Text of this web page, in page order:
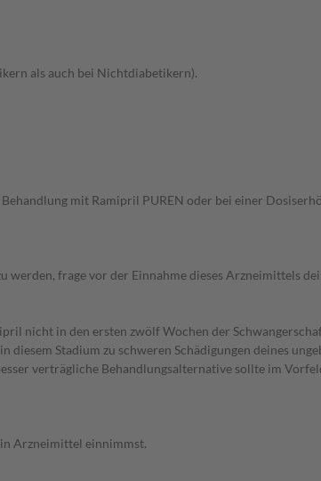
als auch bei Nichtdiabetikern).
mit Ramipril PUREN oder bei einer
frage vor der Einnahme dieses Arzneimittels
nicht in den ersten zwölf Wochen der
Stadium zu schweren Schädigungen deines
verträgliche Behandlungsalternative sollte im
Arzneimittel einnimmst.